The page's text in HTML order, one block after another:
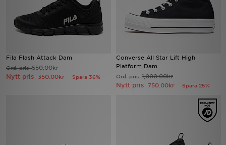
Fila Flash Attack Dam
Ord. pris550.00kr
Nytt pris 350.00kr Spara 36%
Converse All Star Lift High
Platform Dam
Ord. pris1,000.00kr
Nytt pris 750.00kr Spara 25%
Bästsäljare
Sport
Fotboll
Ladda ner appen